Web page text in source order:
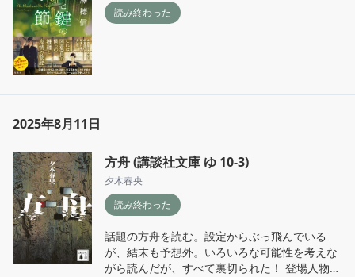
読み終わった
2025年8月11日
方舟 (講談社文庫 ゆ 10-3)
夕木春央
読み終わった
話題の方舟を読む。設定からぶっ飛んでいる
が、結末も予想外。いろいろな可能性を考えな
がら読んだが、すべて裏切られた！ 登場人物み